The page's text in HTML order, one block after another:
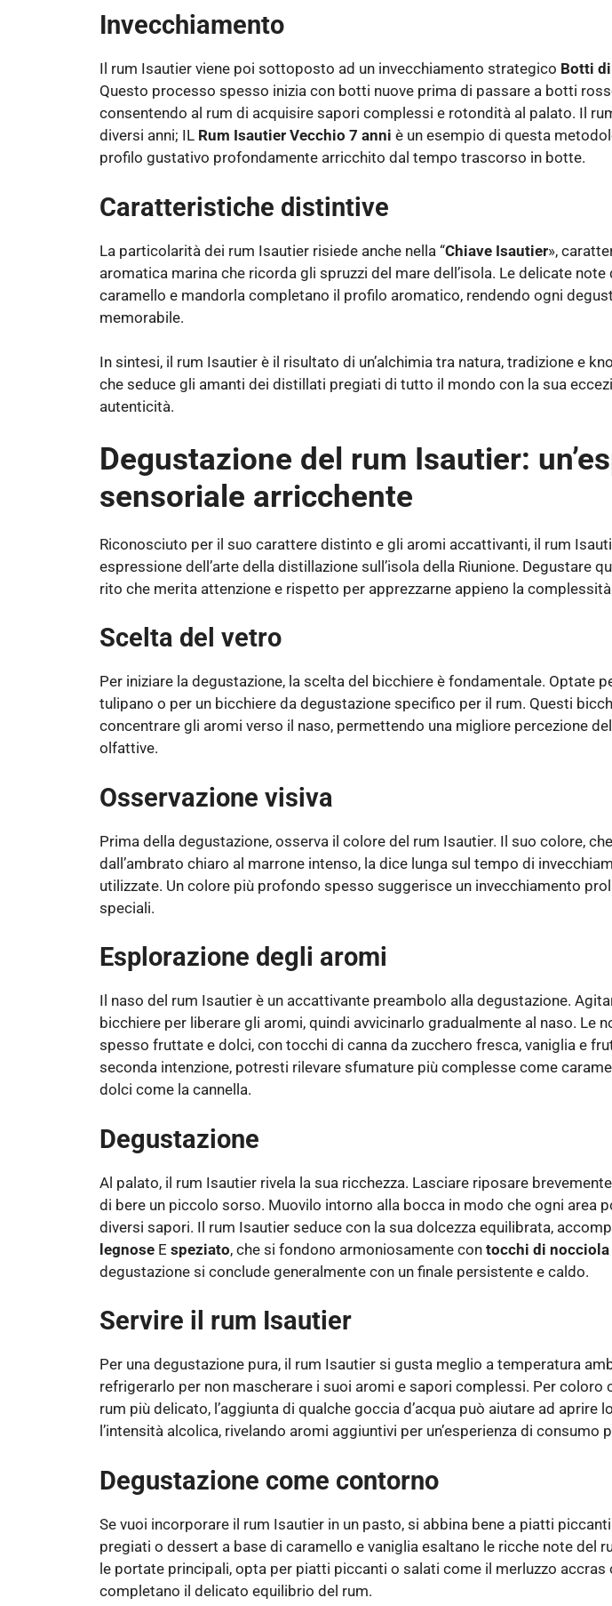
Invecchiamento
Il rum Isautier viene poi sottoposto ad un invecchiamento strategico Botti
Questo processo spesso inizia con botti nuove prima di passare a botti
consentendo al rum di acquisire sapori complessi e rotondità al palato. Il
diversi anni; IL Rum Isautier Vecchio 7 anni è un esempio di questa
profilo gustativo profondamente arricchito dal tempo trascorso in botte.
Caratteristiche distintive
La particolarità dei rum Isautier risiede anche nella “Chiave Isautier»,
aromatica marina che ricorda gli spruzzi del mare dell’isola. Le delicate
caramello e mandorla completano il profilo aromatico, rendendo ogni
memorabile.
In sintesi, il rum Isautier è il risultato di un’alchimia tra natura, tradizione e
che seduce gli amanti dei distillati pregiati di tutto il mondo con la sua
autenticità.
Degustazione del rum Isautier:
sensoriale arricchente
Riconosciuto per il suo carattere distinto e gli aromi accattivanti, il rum
espressione dell’arte della distillazione sull’isola della Riunione. Degustare
rito che merita attenzione e rispetto per apprezzarne appieno la complessità
Scelta del vetro
Per iniziare la degustazione, la scelta del bicchiere è fondamentale. Optate
tulipano o per un bicchiere da degustazione specifico per il rum. Questi
concentrare gli aromi verso il naso, permettendo una migliore percezione
olfattive.
Osservazione visiva
Prima della degustazione, osserva il colore del rum Isautier. Il suo colore,
dall’ambrato chiaro al marrone intenso, la dice lunga sul tempo di
utilizzate. Un colore più profondo spesso suggerisce un invecchiamento
speciali.
Esplorazione degli aromi
Il naso del rum Isautier è un accattivante preambolo alla degustazione.
bicchiere per liberare gli aromi, quindi avvicinarlo gradualmente al naso. Le
spesso fruttate e dolci, con tocchi di canna da zucchero fresca, vaniglia e
seconda intenzione, potresti rilevare sfumature più complesse come
dolci come la cannella.
Degustazione
Al palato, il rum Isautier rivela la sua ricchezza. Lasciare riposare
di bere un piccolo sorso. Muovilo intorno alla bocca in modo che ogni area
diversi sapori. Il rum Isautier seduce con la sua dolcezza equilibrata,
legnose E speziato, che si fondono armoniosamente con tocchi di nocciola
degustazione si conclude generalmente con un finale persistente e caldo.
Servire il rum Isautier
Per una degustazione pura, il rum Isautier si gusta meglio a temperatura
refrigerarlo per non mascherare i suoi aromi e sapori complessi. Per coloro
rum più delicato, l’aggiunta di qualche goccia d’acqua può aiutare ad aprire
l’intensità alcolica, rivelando aromi aggiuntivi per un’esperienza di consumo
Degustazione come contorno
Se vuoi incorporare il rum Isautier in un pasto, si abbina bene a piatti
pregiati o dessert a base di caramello e vaniglia esaltano le ricche note del
le portate principali, opta per piatti piccanti o salati come il merluzzo accras
completano il delicato equilibrio del rum.